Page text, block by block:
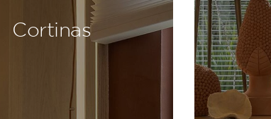
Cortinas